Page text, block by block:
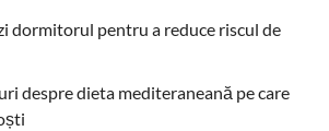
dormitorul pentru a reduce riscul de
despre dieta mediteraneană pe care